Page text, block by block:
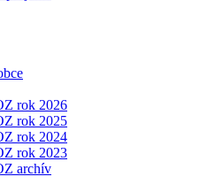
rok 2026
rok 2025
rok 2024
rok 2023
archív